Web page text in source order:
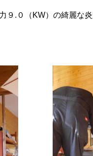
９.０（KW）の綺麗な炎